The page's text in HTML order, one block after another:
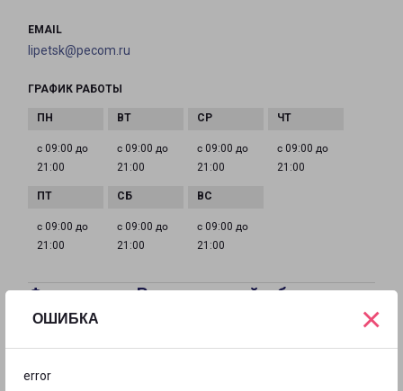
ОШИБКА
error
×
EMAIL
lipetsk@pecom.ru
ГРАФИК РАБОТЫ
с 09:00 до
21:00
с 09:00 до
21:00
с 09:00 до
21:00
с 09:00 до
21:00
с 09:00 до
21:00
с 09:00 до
21:00
с 09:00 до
21:00
Филиалы в Вологодской области